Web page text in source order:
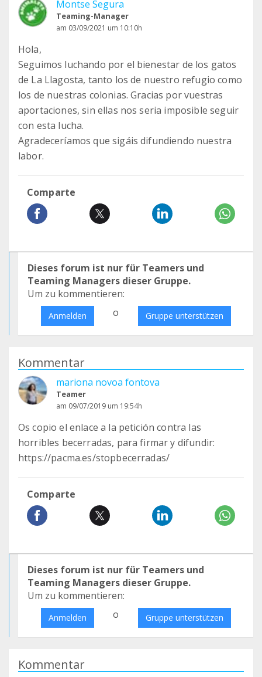
Montse Segura
Teaming-Manager
am 03/09/2021 um 10:10h
Hola,
Seguimos luchando por el bienestar de los gatos
de La Llagosta, tanto los de nuestro refugio como
los de nuestras colonias. Gracias por vuestras
aportaciones, sin ellas nos seria imposible seguir
con esta lucha.
Agradeceríamos que sigáis difundiendo nuestra
labor.
Comparte
Dieses forum ist nur für Teamers und
Teaming Managers dieser Gruppe.
Um zu kommentieren:
Anmelden o Gruppe unterstützen
Kommentar
mariona novoa fontova
Teamer
am 09/07/2019 um 19:54h
Os copio el enlace a la petición contra las
horribles becerradas, para firmar y difundir:
https://pacma.es/stopbecerradas/
Comparte
Dieses forum ist nur für Teamers und
Teaming Managers dieser Gruppe.
Um zu kommentieren:
Anmelden o Gruppe unterstützen
Kommentar